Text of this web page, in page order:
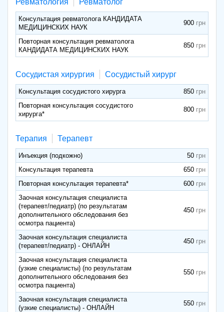
Консультация ревматолога КАНДИДАТА
МЕДИЦИНСКИХ НАУК
900
Повторная консультация ревматолога
КАНДИДАТА МЕДИЦИНСКИХ НАУК
850
Сосудистая хирургия Сосудистый хирург
Консультация сосудистого хирурга
850
Повторная консультация сосудистого
хирурга*
800
Терапия Терапевт
Инъекция (подкожно)
50
Консультация терапевта
650
Повторная консультация терапевта*
600
Заочная консультация специалиста
(терапевт/педиатр) (по результатам
дополнительного обследования без
осмотра пациента)
450
Заочная консультация специалиста
(терапевт/педиатр) - ОНЛАЙН
450
Заочная консультация специалиста
(узкие специалисты) (по результатам
дополнительного обследования без
осмотра пациента)
550
Заочная консультация специалиста
(узкие специалисты) - ОНЛАЙН
550